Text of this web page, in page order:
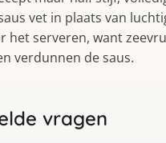
vet in plaats van
het serveren, want
verdunnen de saus.
vragen